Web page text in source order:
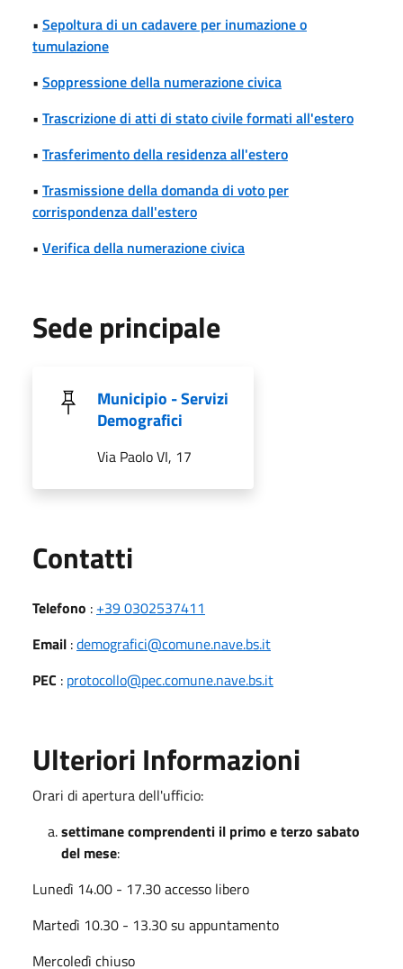
• Sepoltura di un cadavere per inumazione o
tumulazione
• Soppressione della numerazione civica
• Trascrizione di atti di stato civile formati all'estero
• Trasferimento della residenza all'estero
• Trasmissione della domanda di voto per
corrispondenza dall'estero
• Verifica della numerazione civica
Sede principale
Municipio - Servizi
Demografici
Via Paolo VI, 17
Contatti
Telefono : +39 0302537411
Email :demografici@comune.nave.bs.it
PEC : protocollo@pec.comune.nave.bs.it
Ulteriori Informazioni
Orari di apertura dell'ufficio:
settimane comprendenti il primo e terzo sabato
del mese:
Lunedì 14.00 - 17.30 accesso libero
Martedì 10.30 - 13.30 su appuntamento
Mercoledì chiuso